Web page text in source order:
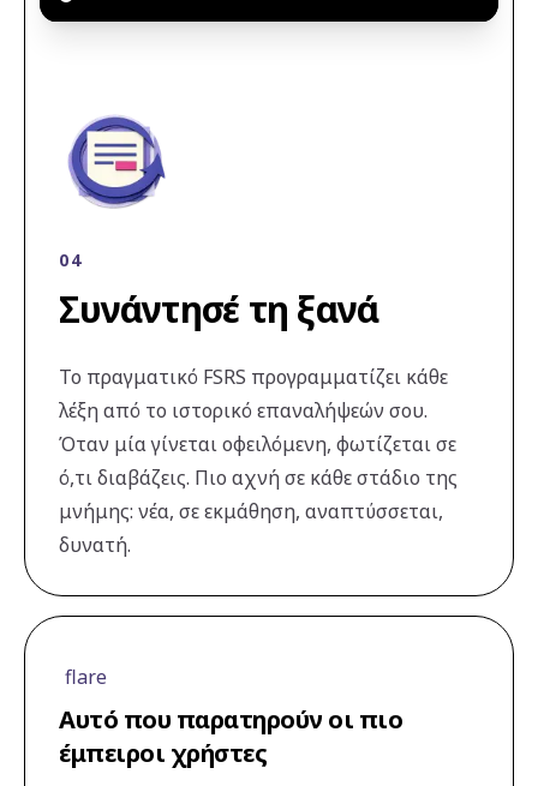
04
Συνάντησέ τη ξανά
Το πραγματικό FSRS προγραμματίζει κάθε
λέξη από το ιστορικό επαναλήψεών σου.
Όταν μία γίνεται οφειλόμενη, φωτίζεται σε
ό,τι διαβάζεις. Πιο αχνή σε κάθε στάδιο της
μνήμης: νέα, σε εκμάθηση, αναπτύσσεται,
δυνατή.
flare
Αυτό που παρατηρούν οι πιο
έμπειροι χρήστες